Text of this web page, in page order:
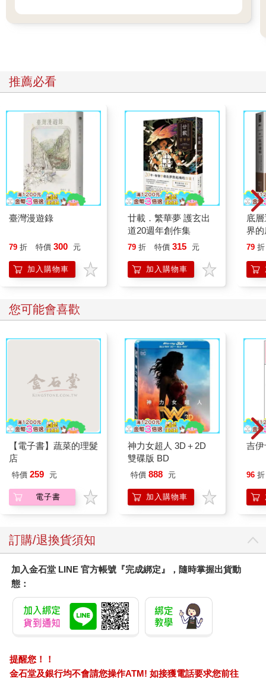
推薦必看
臺灣漫遊錄
79 折 特價 300 元
加入購物車
廿載．繁華夢 護玄出
道20週年創作集
79 折 特價 315 元
加入購物車
底
界
79 折
您可能會喜歡
【電子書】蔬菜的理髮
店
特價 259 元
電子書
神力女超人 3D＋2D
雙碟版 BD
特價 888 元
加入購物車
吉
96 折
訂購/退換貨須知
加入金石堂 LINE 官方帳號『完成綁定』，隨時掌握出貨動
態：
提醒您！！
金石堂及銀行均不會請您操作ATM! 如接獲電話要求您前往